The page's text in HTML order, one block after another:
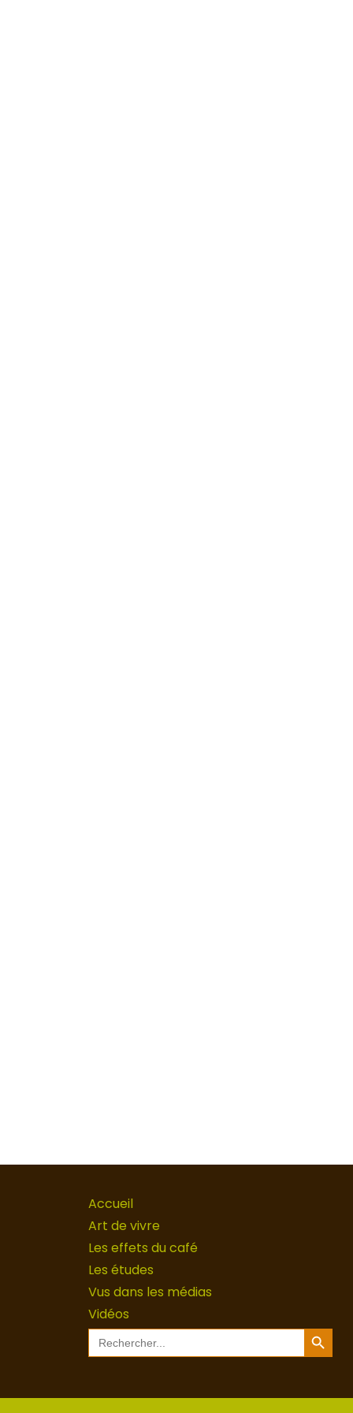
Accueil
Art de vivre
Les effets du café
Les études
Vus dans les médias
Vidéos
Search
for:
Search Button